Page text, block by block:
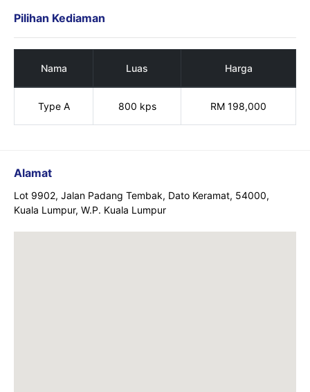
Pilihan Kediaman
Nama Luas Harga
Type A 800 kps RM 198,000
Alamat
Lot 9902, Jalan Padang Tembak, Dato Keramat, 54000,
Kuala Lumpur, W.P. Kuala Lumpur